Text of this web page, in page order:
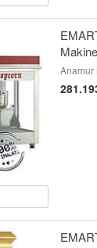
Anamur